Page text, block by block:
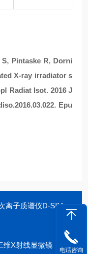
Pintaske R, Dorni
X-ray irradiator s
Radiat Isot. 2016 J
Epu
谱仪D-SIMS|束蕴仪器
维X射线显微镜
电话咨询